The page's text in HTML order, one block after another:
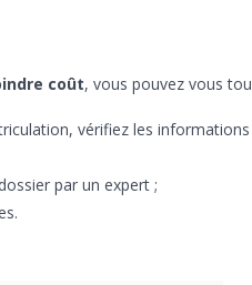
coût, vous pouvez vous
vérifiez les
par un expert ;